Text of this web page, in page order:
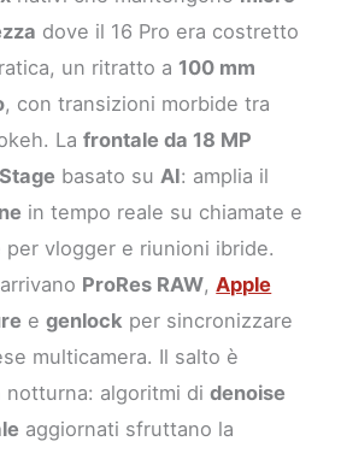
dove il 16 Pro era costretto
un ritratto a 100 mm
, con transizioni morbide tra
Lafrontale da 18 MP
basato su AI: amplia il
in tempo reale su chiamate e
vlogger e riunioni ibride.
ProRes RAW,Apple
egenlock per sincronizzare
multicamera. Il salto è
notturna: algoritmi didenoise
aggiornati sfruttano la